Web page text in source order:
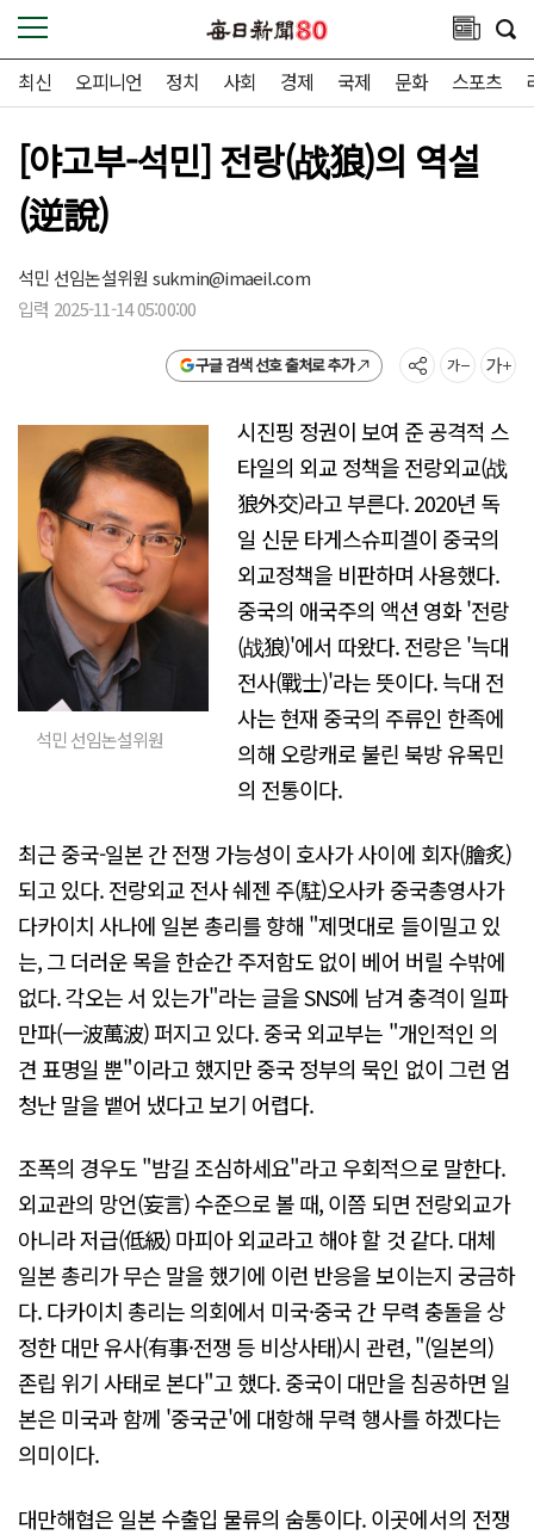
최신 오피니언 정치 사회 경제 국제 문화 스포츠
[야고부-석민] 전랑(战狼)의 역설
(逆說)
석민 선임논설위원 sukmin@imaeil.com
입력 2025-11-14 05:00:00
구글 검색 선호 출처로 추가
석민 선임논설위원
시진핑 정권이 보여 준 공격적 스
타일의 외교 정책을 전랑외교(战
狼外交)라고 부른다. 2020년 독
일 신문 타게스슈피겔이 중국의
외교정책을 비판하며 사용했다.
중국의 애국주의 액션 영화 '전랑
(战狼)'에서 따왔다. 전랑은 '늑대
전사(戰士)'라는 뜻이다. 늑대 전
사는 현재 중국의 주류인 한족에
의해 오랑캐로 불린 북방 유목민
의 전통이다.
최근 중국-일본 간 전쟁 가능성이 호사가 사이에 회자(膾炙)
되고 있다. 전랑외교 전사 쉐젠 주(駐)오사카 중국총영사가
다카이치 사나에 일본 총리를 향해 "제멋대로 들이밀고 있
는, 그 더러운 목을 한순간 주저함도 없이 베어 버릴 수밖에
없다. 각오는 서 있는가"라는 글을 SNS에 남겨 충격이 일파
만파(一波萬波) 퍼지고 있다. 중국 외교부는 "개인적인 의
견 표명일 뿐"이라고 했지만 중국 정부의 묵인 없이 그런 엄
청난 말을 뱉어 냈다고 보기 어렵다.
조폭의 경우도 "밤길 조심하세요"라고 우회적으로 말한다.
외교관의 망언(妄言) 수준으로 볼 때, 이쯤 되면 전랑외교가
아니라 저급(低級) 마피아 외교라고 해야 할 것 같다. 대체
일본 총리가 무슨 말을 했기에 이런 반응을 보이는지 궁금하
다. 다카이치 총리는 의회에서 미국·중국 간 무력 충돌을 상
정한 대만 유사(有事·전쟁 등 비상사태)시 관련, "(일본의)
존립 위기 사태로 본다"고 했다. 중국이 대만을 침공하면 일
본은 미국과 함께 '중국군'에 대항해 무력 행사를 하겠다는
의미이다.
대만해협은 일본 수출입 물류의 숨통이다. 이곳에서의 전쟁